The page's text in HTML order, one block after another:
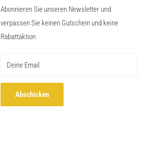
Abonnieren Sie unseren Newsletter und
verpassen Sie keinen Gutschein und keine
Rabattaktion
Deine Email
Abschicken